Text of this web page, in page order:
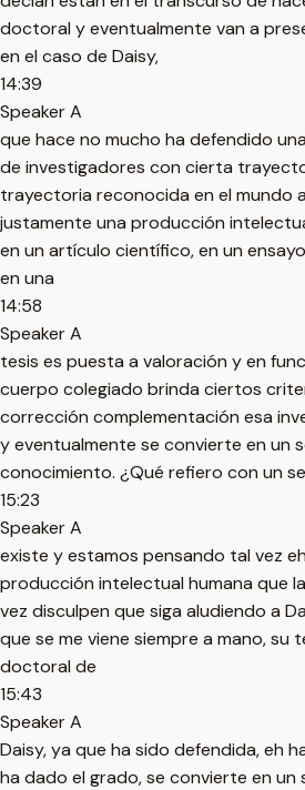
doctoral y eventualmente van a
en el caso de Daisy,
14:39
Speaker A
que hace no mucho ha defendido
de investigadores con cierta
trayectoria reconocida en el mundo
justamente una producción
en un artículo científico, en un
en una
14:58
Speaker A
tesis es puesta a valoración y en
cuerpo colegiado brinda ciertos
corrección complementación esa
y eventualmente se convierte en un
conocimiento. ¿Qué refiero con un
15:23
Speaker A
existe y estamos pensando tal vez
producción intelectual humana que
vez disculpen que siga aludiendo a
que se me viene siempre a mano, su
doctoral de
15:43
Speaker A
Daisy, ya que ha sido defendida, eh
ha dado el grado, se convierte en